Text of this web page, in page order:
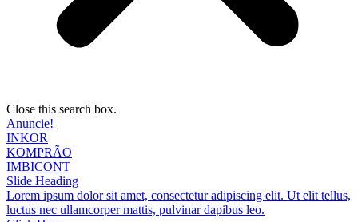
Close this search box.
Anuncie!
INKOR
KOMPRÃO
IMBICONT
Slide Heading
Lorem ipsum dolor sit amet, consectetur adipiscing elit. Ut elit tellus,
luctus nec ullamcorper mattis, pulvinar dapibus leo.